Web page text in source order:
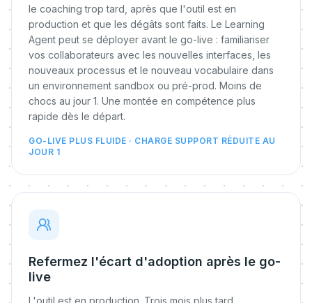
le coaching trop tard, après que l'outil est en
production et que les dégâts sont faits. Le Learning
Agent peut se déployer avant le go-live : familiariser
vos collaborateurs avec les nouvelles interfaces, les
nouveaux processus et le nouveau vocabulaire dans
un environnement sandbox ou pré-prod. Moins de
chocs au jour 1. Une montée en compétence plus
rapide dès le départ.
GO-LIVE PLUS FLUIDE · CHARGE SUPPORT RÉDUITE AU
JOUR 1
Refermez l'écart d'adoption après le go-
live
L'outil est en production. Trois mois plus tard,